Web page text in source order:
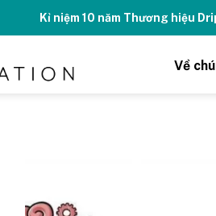
Kỉ niệm 10 năm Thương hiệu
Về